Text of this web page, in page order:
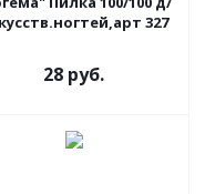
327
28 руб.